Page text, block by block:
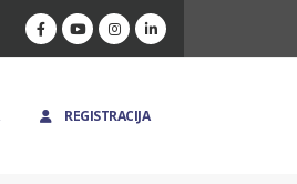
REGISTRACIJA